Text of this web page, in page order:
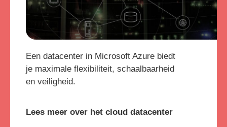
Een datacenter in Microsoft Azure biedt
je maximale flexibiliteit, schaalbaarheid
en veiligheid.
Lees meer over het cloud datacenter